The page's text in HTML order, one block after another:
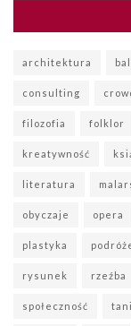
architektura
consulting
filozofia folklor
kreatywność
literatura
obyczaje opera
plastyka
rysunek rzeźba
społeczność